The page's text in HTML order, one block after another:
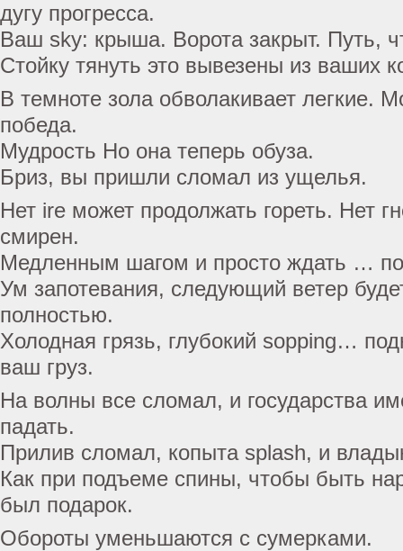
дугу прогресса.
Ваш sky: крыша. Ворота закрыт. Путь,
Стойку тянуть это вывезены из ваших
В темноте зола обволакивает легкие.
победа.
Мудрость Но она теперь обуза.
Бриз, вы пришли сломал из ущелья.
Нет ire может продолжать гореть. Нет
смирен.
Медленным шагом и просто ждать …
Ум запотевания, следующий ветер
полностью.
Холодная грязь, глубокий sopping…
ваш груз.
На волны все сломал, и государства
падать.
Прилив сломал, копыта splash, и
Как при подъеме спины, чтобы быть
был подарок.
Обороты уменьшаются с сумерками.